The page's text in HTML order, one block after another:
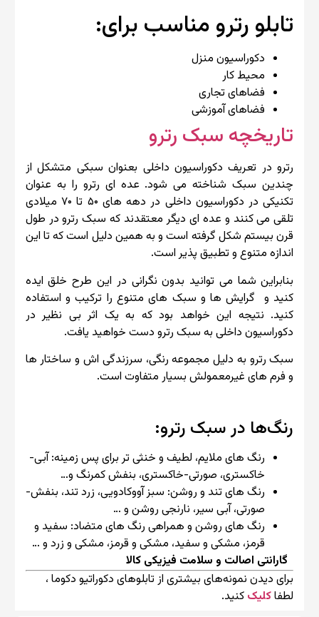
تابلو رترو مناسب برای:
دکوراسیون منزل
محیط کار
فضاهای تجاری
فضاهای آموزشی
تاریخچه سبک رترو
رترو در تعریف دکوراسیون داخلی بعنوان سبکی متشکل از
چندین سبک شناخته می شود. عده ای رترو را به عنوان
تکنیکی در دکوراسیون داخلی در دهه های ۵۰ تا ۷۰ میلادی
تلقی می کنند و عده ای دیگر معتقدند که سبک رترو در طول
قرن بیستم شکل گرفته است و به همین دلیل است که تا این
اندازه متنوع و تطبیق پذیر است.
بنابراین شما می توانید بدون نگرانی در این طرح خلق ایده
کنید و گرایش ها و سبک های متنوع را ترکیب و استفاده
کنید. نتیجه این خواهد بود که به یک اثر بی نظیر در
دکوراسیون داخلی به سبک رترو دست خواهید یافت.
سبک رترو به دلیل مجموعه رنگی، سرزندگی اش و ساختار ها
و فرم های غیرمعمولش بسیار متفاوت است.
رنگ‌ها در سبک رترو:
رنگ های ملایم، لطیف و خنثی تر برای پس زمینه: آبی-
خاکستری، صورتی-خاکستری، بنفش کمرنگ و…
رنگ های تند و روشن: سبز آووکادویی، زرد تند، بنفش-
صورتی، آبی سیر، نارنجی روشن و …
رنگ های روشن و همراهی رنگ های متضاد: سفید و
قرمز، مشکی و سفید، مشکی و قرمز، مشکی و زرد و …
گارانتی اصالت و سلامت فیزیکی کالا
برای دیدن نمونه‌های بیشتری از تابلوهای دکوراتیو دکوما ،
لطفاکلیک کنید.